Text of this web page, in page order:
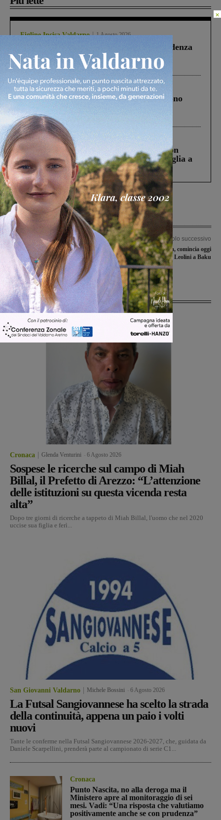
Figline Incisa Valdarno 1 Agosto 2026
Piscina di Figline finanziata oltre la scadenza
Pnrr, il gruppo di Fratelli d’Italia: “Un
ringraziamento al Governo”
Cronaca 4 Agosto 2026
Un anno fa la strage in A1 in cui morirono
Gianni, Giulia e Franco. Lo schianto, il
processo, lo stop ai sorpassi fra tir....
Cronaca 3 Agosto 2026
Scomparso da una struttura di Castiglion
Fiorentino l’uomo che aveva ucciso la figlia a
Levane nel 2020
Articolo precedente
Auto in corsa colpisce un uomo e gli
rompe il braccio, poi fugge. L’appello
dei familiari: “Chi sa qualcosa parli”
Articolo successivo
Alessia l’Azzurra, comincia oggi
l’avventura della Leolini a Baku
Ultime Notizie
Cronaca Glenda Venturini 6 Agosto 2026
Sospese le ricerche sul campo di Miah
Billal, il Prefetto di Arezzo: “L’attenzione
delle istituzioni su questa vicenda resta
alta”
Dopo tre giorni di ricerche a tappeto di Miah Billal, l'uomo che nel 2020
uccise sua figlia e ferì...
San Giovanni Valdarno Michele Bossini 6 Agosto 2026
La Futsal Sangiovannese ha scelto la strada
della continuità, appena un paio i volti
nuovi
Tante le conferme nella Futsal Sangiovannese 2026-2027, che, guidata da
Daniele Scarpellini, prenderà parte al campionato di serie C1...
Cronaca
Punto Nascita, no alla deroga ma il
Ministero apre al monitoraggio di sei
mesi. Vadi: “Una risposta che valutiamo
positivamente anche se con prudenza”
×